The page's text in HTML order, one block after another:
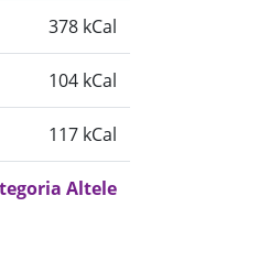
378 kCal
104 kCal
117 kCal
Altele